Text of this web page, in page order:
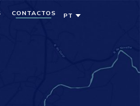
CONTACTOS PT